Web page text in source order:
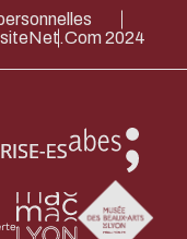
Net.Com 2024